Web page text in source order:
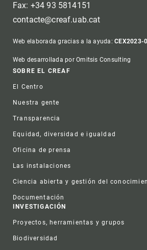
Fax: +34 93 5814151
contacte@creaf.uab.cat
Web elaborada gracias a la ayuda:CEX2023-
Web desarrollada por Omitsis Consulting
Footer
SOBRE EL CREAF
El Centro
Nuestra gente
Transparencia
Equidad, diversidad e igualdad
Oficina de prensa
Las instalaciones
Ciencia abierta y gestión del
Documentación
INVESTIGACIÓN
Proyectos, herramientas y grupos
Biodiversidad